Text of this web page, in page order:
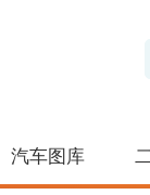
汽车图库